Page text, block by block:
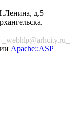
д.5
_webhlp@arhcity.ru_
Apache::ASP